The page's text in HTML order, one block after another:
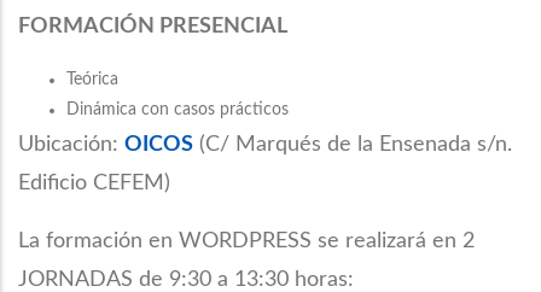
FORMACIÓN PRESENCIAL
Teórica
Dinámica con casos prácticos
Ubicación: OICOS (C/ Marqués de la Ensenada s/n.
Edificio CEFEM)
La formación en WORDPRESS se realizará en 2
JORNADAS de 9:30 a 13:30 horas: